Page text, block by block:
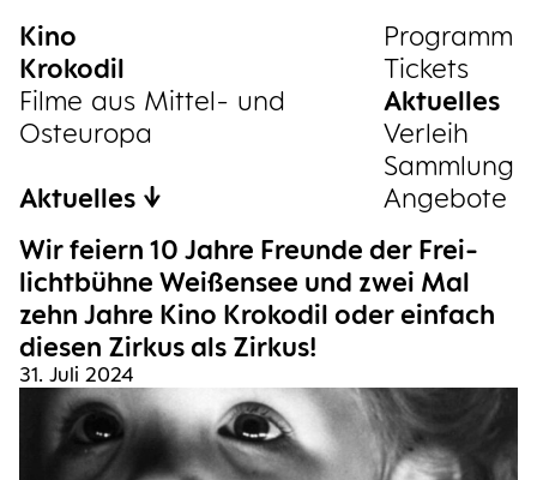
Kino
Krokodil
Filme aus Mittel- und
Osteuropa
Aktuelles
Sammlung
Pro­gramm
Tickets
Aktu­el­les
Ver­leih
Samm­lung
Ange­bo­te
Wir fei­ern 10 Jah­re Freun­de der Frei­
licht­büh­ne Wei­ßen­see und zwei Mal
zehn Jah­re Kino Kro­ko­dil oder ein­fach
die­sen Zir­kus als Zirkus!
31. Juli 2024